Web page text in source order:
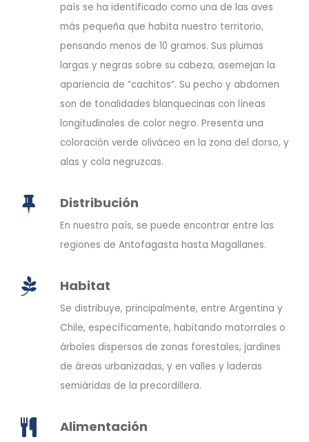
país se ha identificado como una de las aves
más pequeña que habita nuestro territorio,
pensando menos de 10 gramos. Sus plumas
largas y negras sobre su cabeza, asemejan la
apariencia de “cachitos”. Su pecho y abdomen
son de tonalidades blanquecinas con líneas
longitudinales de color negro. Presenta una
coloración verde oliváceo en la zona del dorso, y
alas y cola negruzcas.
Distribución
En nuestro país, se puede encontrar entre las
regiones de Antofagasta hasta Magallanes.
Habitat
Se distribuye, principalmente, entre Argentina y
Chile, específicamente, habitando matorrales o
árboles dispersos de zonas forestales, jardines
de áreas urbanizadas, y en valles y laderas
semiáridas de la precordillera.
Alimentación